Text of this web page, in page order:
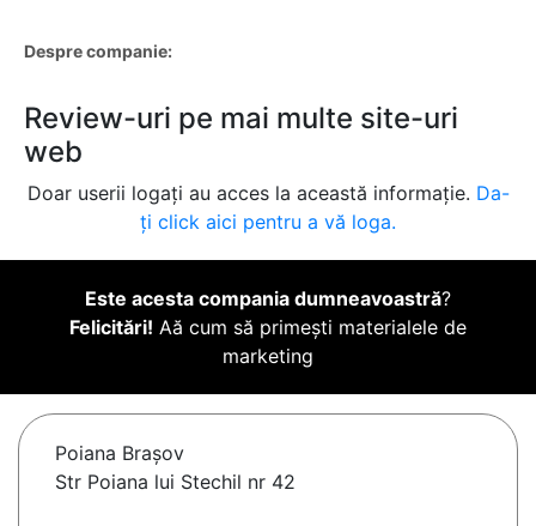
Despre companie:
Review-uri pe mai multe site-uri
web
Doar userii logați au acces la această informație. Da-
ți click aici pentru a vă loga.
Este acesta compania dumneavoastră?
Felicitări! Aă cum să primești materialele de
marketing
Poiana Braşov
Str Poiana lui Stechil nr 42